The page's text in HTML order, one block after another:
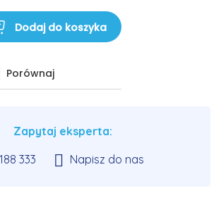
Dodaj do koszyka
Porównaj
Zapytaj eksperta:
333  Napisz do nas